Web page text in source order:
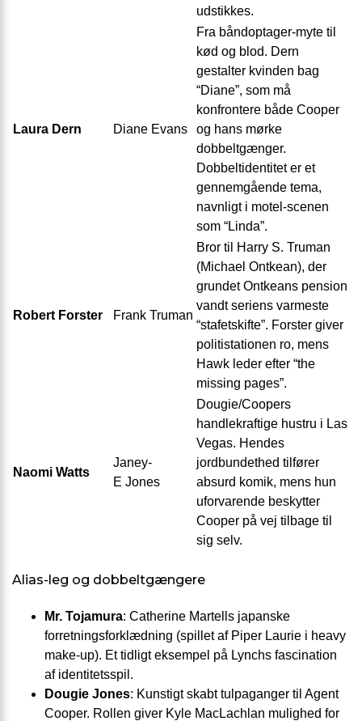
udstikkes.
Laura Dern Diane Evans
Fra båndoptager-myte til
kød og blod. Dern
gestalter kvinden bag
“Diane”, som må
konfrontere både Cooper
og hans mørke
dobbeltgænger.
Dobbeltidentitet er et
gennemgående tema,
navnligt i motel-scenen
som “Linda”.
Robert Forster Frank Truman
Bror til Harry S. Truman
(Michael Ontkean), der
grundet Ontkeans pension
vandt seriens varmeste
“stafetskifte”. Forster giver
politistationen ro, mens
Hawk leder efter “the
missing pages”.
Naomi Watts
Janey-
E Jones
Dougie/Coopers
handlekraftige hustru i Las
Vegas. Hendes
jordbundethed tilfører
absurd komik, mens hun
uforvarende beskytter
Cooper på vej tilbage til
sig selv.
Alias-leg og dobbeltgængere
Mr. Tojamura: Catherine Martells japanske
forretningsforklædning (spillet af Piper Laurie i heavy
make-up). Et tidligt eksempel på Lynchs fascination
af identitetsspil.
Dougie Jones: Kunstigt skabt tulpaganger til Agent
Cooper. Rollen giver Kyle MacLachlan mulighed for